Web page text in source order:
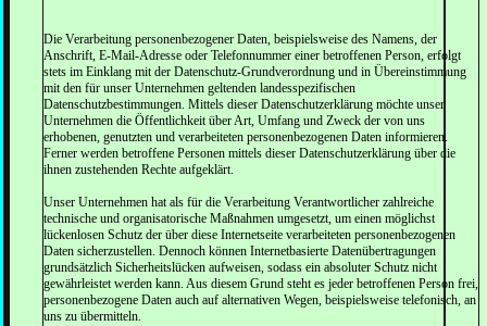
Die Verarbeitung personenbezogener Daten, beispielsweise des Namens, der
Anschrift, E-Mail-Adresse oder Telefonnummer einer betroffenen Person, erfolgt
stets im Einklang mit der Datenschutz-Grundverordnung und in Übereinstimmung
mit den für unser Unternehmen geltenden landesspezifischen
Datenschutzbestimmungen. Mittels dieser Datenschutzerklärung möchte unser
Unternehmen die Öffentlichkeit über Art, Umfang und Zweck der von uns
erhobenen, genutzten und verarbeiteten personenbezogenen Daten informieren.
Ferner werden betroffene Personen mittels dieser Datenschutzerklärung über die
ihnen zustehenden Rechte aufgeklärt.
Unser Unternehmen hat als für die Verarbeitung Verantwortlicher zahlreiche
technische und organisatorische Maßnahmen umgesetzt, um einen möglichst
lückenlosen Schutz der über diese Internetseite verarbeiteten personenbezogenen
Daten sicherzustellen. Dennoch können Internetbasierte Datenübertragungen
grundsätzlich Sicherheitslücken aufweisen, sodass ein absoluter Schutz nicht
gewährleistet werden kann. Aus diesem Grund steht es jeder betroffenen Person frei,
personenbezogene Daten auch auf alternativen Wegen, beispielsweise telefonisch, an
uns zu übermitteln.